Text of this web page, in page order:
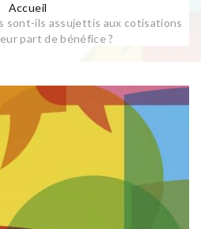
Accueil
sont-ils assujettis aux cotisations
part de bénéfice ?